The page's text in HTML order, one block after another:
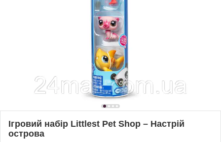
Ігровий набір Littlest Pet Shop – Настрій
острова